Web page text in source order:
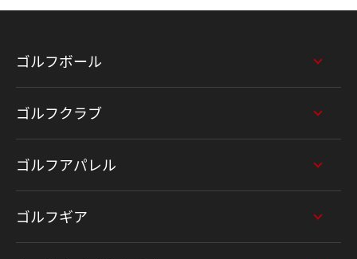
ゴルフボール
ゴルフクラブ
ゴルフアパレル
ゴルフギア